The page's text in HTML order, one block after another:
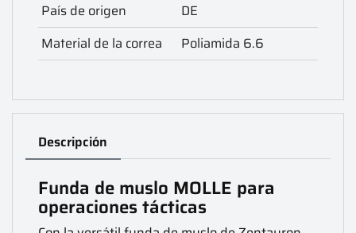
País de origen
DE
Material de la correa
Poliamida 6.6
Descripción
Funda de muslo MOLLE para
operaciones tácticas